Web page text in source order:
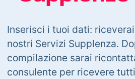
Inserisci i tuoi dati:
nostri Servizi Supplenza.
compilazione sarai
consulente per ricevere